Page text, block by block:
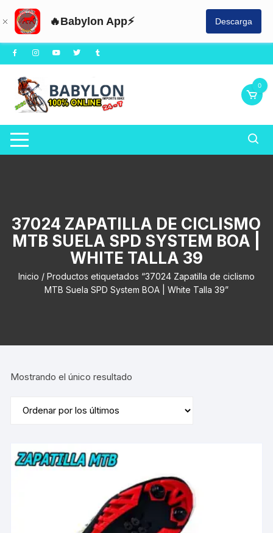
🔥Babylon App⚡ Descarga
Saltar
al
contenido
0
37024 ZAPATILLA DE CICLISMO
MTB SUELA SPD SYSTEM BOA |
WHITE TALLA 39
Inicio / Productos etiquetados “37024 Zapatilla de ciclismo
MTB Suela SPD System BOA | White Talla 39”
Mostrando el único resultado